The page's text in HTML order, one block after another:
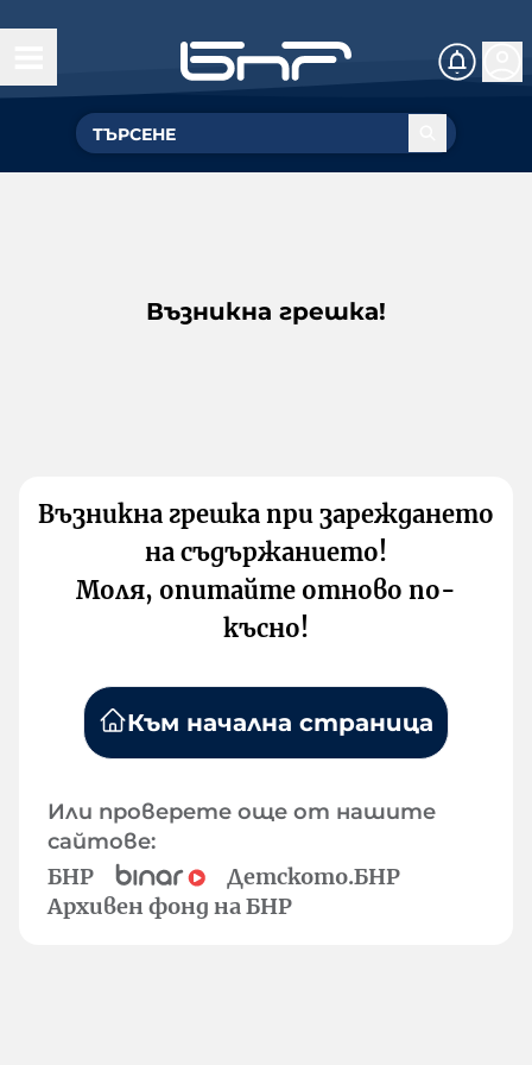
Възникна грешка!
Възникна грешка при зареждането
на съдържанието!
Моля, опитайте отново по-
късно!
Към начална страница
Или проверете още от нашите
сайтове:
БНР
Детското.БНР
Архивен фонд на БНР